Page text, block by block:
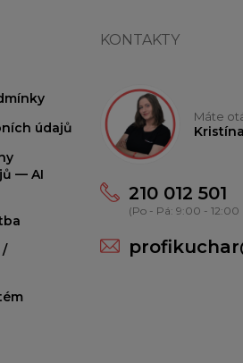
údajů
— AI
/
KONTAKTY
Máte
210 012 501
(Po - Pá: 9:00 - 12:00